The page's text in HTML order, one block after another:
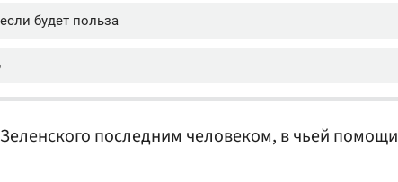
Зеленского последним человеком, в чьей помощи